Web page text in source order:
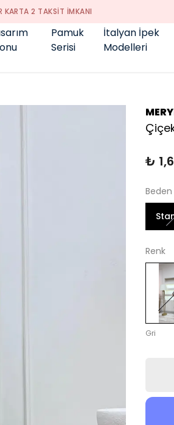
KARTA 2 TAKSİT İMKANI
Pamuk
Serisi
İtalyan İpek
Modelleri
₺
Beden
Renk
Gri